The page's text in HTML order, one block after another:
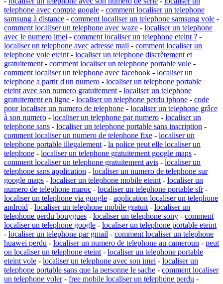
telephone avec compte google - comment localiser un telephone
samsung à distance - comment localiser un telephone samsung vole -
comment localiser un telephone avec waze - localiser un telephone
avec le numero imei - comment localiser un telephone eteint ? -
localiser un telephone avec adresse mail - comment localiser un
telephone vole eteint - localiser un telephone discrètement et
gratuitement - comment localiser un telephone portable vole -
comment localiser un telephone avec facebook - localiser un
telephone a partir d'un numero - localiser un telephone portable
eteint avec son numero gratuitement - localiser un telephone
gratuitement en ligne - localiser un telephone perdu iphone - code
pour localiser un numero de telephone - localiser un telephone grâce
à son numero - localiser un telephone par numero - localiser un
telephone sans - localiser un telephone portable sans inscription -
comment localiser un numero de telephone fixe - localiser un
telephone portable illegalement - la police peut elle localiser un
telephone - localiser un telephone gratuitement google maps -
comment localiser un telephone gratuitement avis - localiser un
telephone sans application - localiser un numero de telephone sur
google maps - localiser un telephone mobile eteint - localiser un
numero de telephone maroc - localiser un telephone portable sfr-
localiser un telephone via google - application localiser un telephone
android - localiser un telephone mobile gratuit - localiser un
telephone perdu bouygues - localiser un telephone sony - comment
localiser un telephone google - localiser un telephone portable eteint
- localiser un telephone par gmail - comment localiser un telephone
huawei perdu - localiser un numero de telephone au cameroun - peut
on localiser un telephone eteint - localiser un telephone portable
eteint vole - localiser un telephone avec son imei - localiser un
telephone portable sans que la personne le sache - comment localiser
un telephone voler- free mobile localiser un telephone perdu -